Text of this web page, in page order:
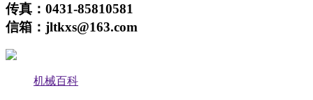
传真：0431-85810581
信箱：jltkxs@163.com
机械百科